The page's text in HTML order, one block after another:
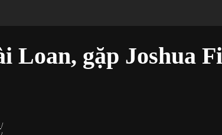
Loan, gặp Joshua
/